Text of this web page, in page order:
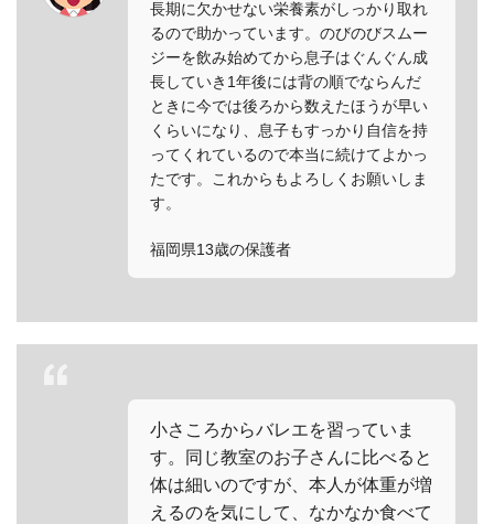
長期に欠かせない栄養素がしっかり取れ
るので助かっています。のびのびスムー
ジーを飲み始めてから息子はぐんぐん成
長していき1年後には背の順でならんだ
ときに今では後ろから数えたほうが早い
くらいになり、息子もすっかり自信を持
ってくれているので本当に続けてよかっ
たです。これからもよろしくお願いしま
す。
福岡県13歳の保護者
小さころからバレエを習っていま
す。同じ教室のお子さんに比べると
体は細いのですが、本人が体重が増
えるのを気にして、なかなか食べて